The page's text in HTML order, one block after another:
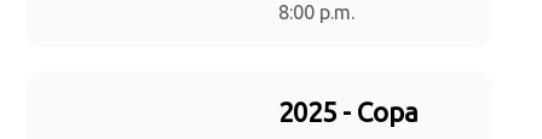
8:00 p.m.
2025 - Copa